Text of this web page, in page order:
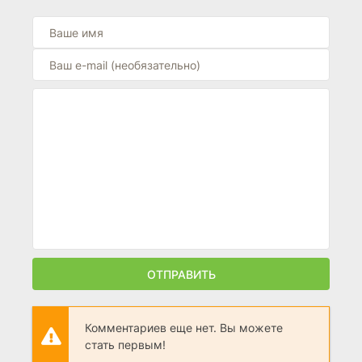
ОТПРАВИТЬ
Комментариев еще нет. Вы можете
стать первым!